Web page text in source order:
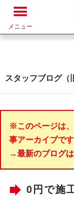
メニュー
スタッフブログ（
※このページは
事アーカイブです
→最新のブログ
0円で施